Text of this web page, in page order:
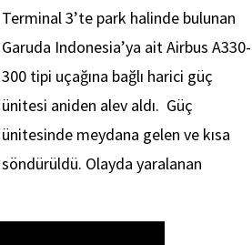
Terminal 3’te park halinde bulunan
Garuda Indonesia’ya ait Airbus A330-
300 tipi uçağına bağlı harici güç
ünitesi aniden alev aldı. Güç
ünitesinde meydana gelen ve kısa
Olayda yaralanan